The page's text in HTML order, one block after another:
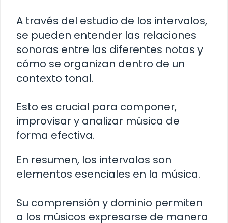
A través del estudio de los intervalos,
se pueden entender las relaciones
sonoras entre las diferentes notas y
cómo se organizan dentro de un
contexto tonal.
Esto es crucial para componer,
improvisar y analizar música de
forma efectiva.
En resumen, los intervalos son
elementos esenciales en la música.
Su comprensión y dominio permiten
a los músicos expresarse de manera